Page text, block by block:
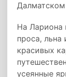
На Лариона
проса, льна
красивых
усеянные